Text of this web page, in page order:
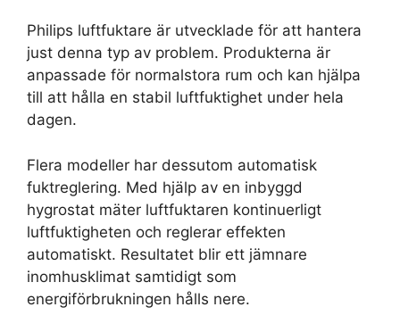
Philips luftfuktare är utvecklade för att hantera
just denna typ av problem. Produkterna är
anpassade för normalstora rum och kan hjälpa
till att hålla en stabil luftfuktighet under hela
dagen.
Flera modeller har dessutom automatisk
fuktreglering. Med hjälp av en inbyggd
hygrostat mäter luftfuktaren kontinuerligt
luftfuktigheten och reglerar effekten
automatiskt. Resultatet blir ett jämnare
inomhusklimat samtidigt som
energiförbrukningen hålls nere.